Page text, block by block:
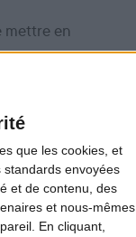
que les cookies, et
envoyées
et de contenu, des
et nous-mêmes
En cliquant,
mettre en
par des
des
Fonds pour la